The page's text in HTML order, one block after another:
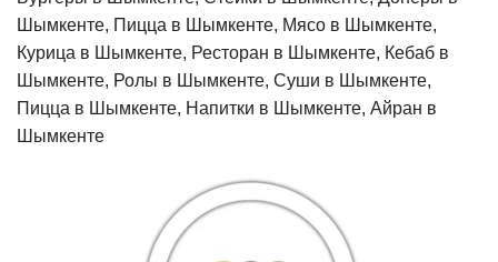
Шымкенте, Пицца в Шымкенте, Мясо в Шымкенте,
Курица в Шымкенте, Ресторан в Шымкенте, Кебаб в
Шымкенте, Ролы в Шымкенте, Суши в Шымкенте,
Пицца в Шымкенте, Напитки в Шымкенте, Айран в
Шымкенте